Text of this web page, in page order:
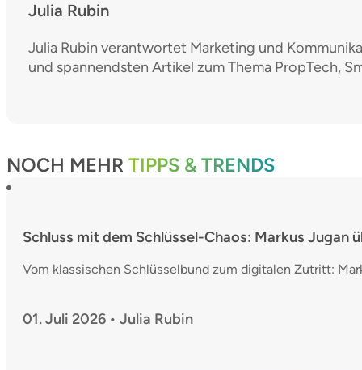
Julia Rubin
Julia Rubin verantwortet Marketing und
und spannendsten Artikel zum Thema PropTech,
NOCH MEHR TIPPS & TRENDS
Schluss mit dem Schlüssel-Chaos: Markus
Vom klassischen Schlüsselbund zum digitalen Zutritt:
01. Juli 2026 • Julia Rubin